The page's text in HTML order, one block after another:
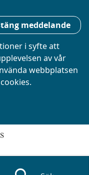
meddelande
i syfte att
av vår
webbplatsen